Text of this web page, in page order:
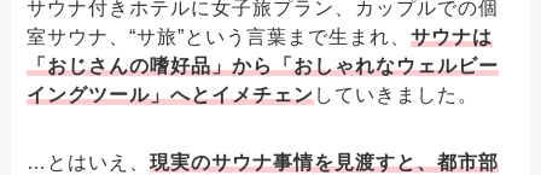
サウナ付きホテルに女子旅プラン、カップルでの個
室サウナ、“サ旅”という言葉まで生まれ、サウナは
「おじさんの嗜好品」から「おしゃれなウェルビー
イングツール」へとイメチェンしていきました。
…とはいえ、現実のサウナ事情を見渡すと、都市部